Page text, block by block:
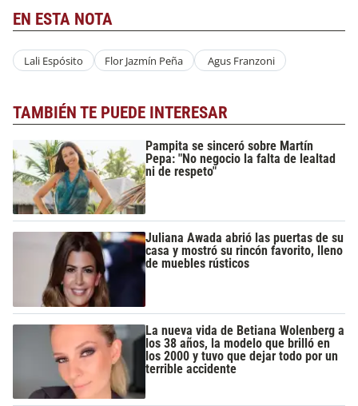
EN ESTA NOTA
Lali Espósito Flor Jazmín Peña Agus Franzoni
TAMBIÉN TE PUEDE INTERESAR
Pampita se sinceró sobre Martín
Pepa: "No negocio la falta de lealtad
ni de respeto"
Juliana Awada abrió las puertas de su
casa y mostró su rincón favorito, lleno
de muebles rústicos
La nueva vida de Betiana Wolenberg a
los 38 años, la modelo que brilló en
los 2000 y tuvo que dejar todo por un
terrible accidente